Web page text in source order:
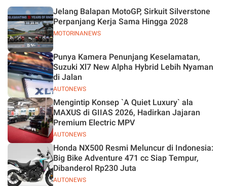
MOTORINANEWS
Jelang Balapan MotoGP, Sirkuit Silverstone
Perpanjang Kerja Sama Hingga 2028
AUTONEWS
Punya Kamera Penunjang Keselamatan,
Suzuki Xl7 New Alpha Hybrid Lebih Nyaman
di Jalan
AUTONEWS
Mengintip Konsep `A Quiet Luxury` ala
MAXUS di GIIAS 2026, Hadirkan Jajaran
Premium Electric MPV
AUTONEWS
Honda NX500 Resmi Meluncur di Indonesia:
Big Bike Adventure 471 cc Siap Tempur,
Dibanderol Rp230 Juta